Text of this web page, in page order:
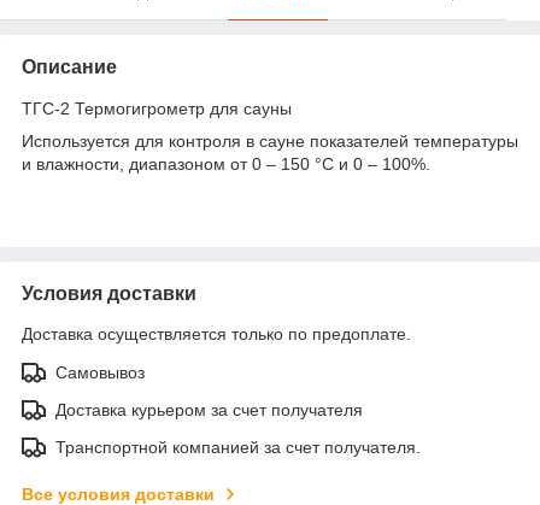
Описание
TГC-2 Термогигрометр для сауны
Используется для контроля в сауне показателей температуры
и влажности, диапазоном от 0 – 150 °С и 0 – 100%.
Условия доставки
Доставка осуществляется только по предоплате.
Самовывоз
Доставка курьером за счет получателя
Транспортной компанией за счет получателя.
Все условия доставки